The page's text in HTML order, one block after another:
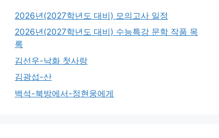
2026년(2027학년도 대비) 모의고사 일정
2026년(2027학년도 대비) 수능특강 문학 작품 목
록
김선우-낙화 첫사랑
김광섭-산
백석-북방에서-정현웅에게